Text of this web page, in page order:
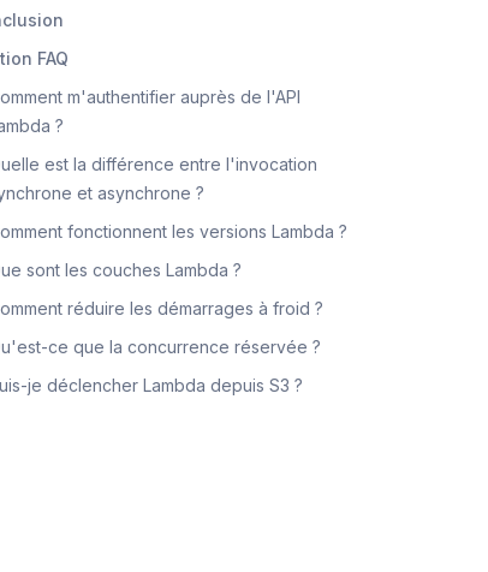
FAQ
m'authentifier auprès de l'API
?
est la différence entre l'invocation
et asynchrone ?
fonctionnent les versions Lambda ?
sont les couches Lambda ?
réduire les démarrages à froid ?
ce que la concurrence réservée ?
je déclencher Lambda depuis S3 ?